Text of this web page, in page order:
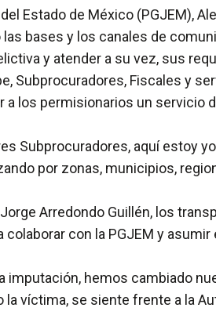
Estado de México (PGJEM),
bases y los canales de
y atender a su vez, sus
Subprocuradores, Fiscales y
los permisionarios un
Subprocuradores, aquí estoy
por zonas, municipios,
Arredondo Guillén, los
con la PGJEM y
imputación, hemos cambiado
víctima, se siente frente a la